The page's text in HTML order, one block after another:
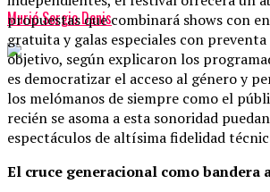
Murió Sergio Denis
propuestas que combinará shows con
gratuita y galas especiales con preventa
objetivo, según explicaron los
es democratizar el acceso al género y
los melómanos de siempre como el
recién se asoma a esta sonoridad
espectáculos de altísima fidelidad
El cruce generacional como bandera